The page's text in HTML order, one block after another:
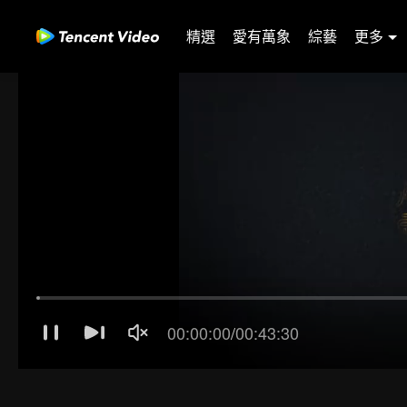
精選 愛有萬象 綜藝 更多